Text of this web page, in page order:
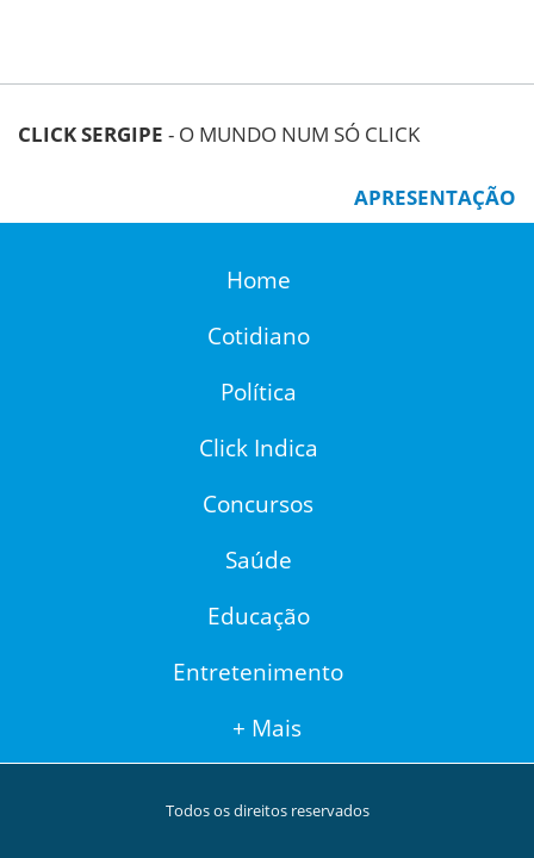
CLICK SERGIPE - O MUNDO NUM SÓ CLICK
APRESENTAÇÃO
Home
Cotidiano
Política
Click Indica
Concursos
Saúde
Educação
Entretenimento
+ Mais
Todos os direitos reservados